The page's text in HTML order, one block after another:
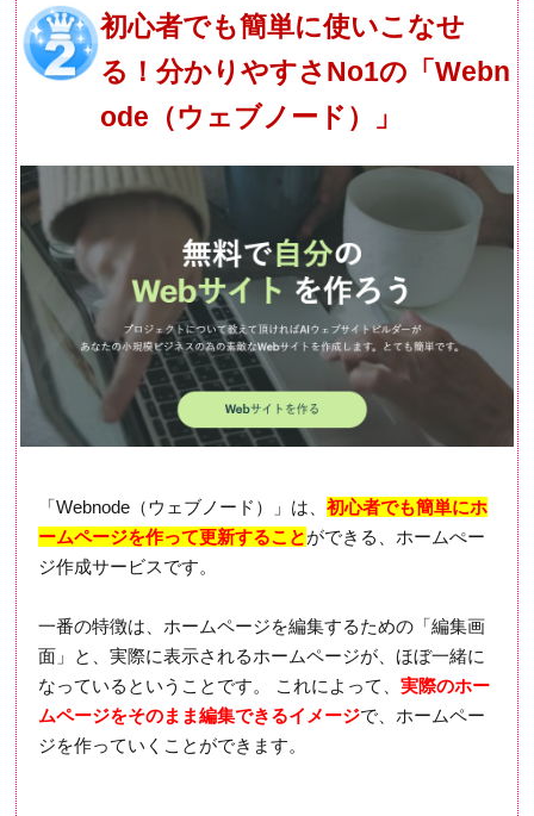
初心者でも簡単に使いこなせ
る！分かりやすさNo1の「Webn
ode（ウェブノード）」
「Webnode（ウェブノード）」は、 初心者でも簡単にホ
ームページを作って更新することができる、ホームぺー
ジ作成サービスです。
一番の特徴は、ホームページを編集するための「編集画
面」と、実際に表示されるホームページが、ほぼ一緒に
なっているということです。 これによって、 実際のホー
ムページをそのまま編集できるイメージで、ホームペー
ジを作っていくことができます。